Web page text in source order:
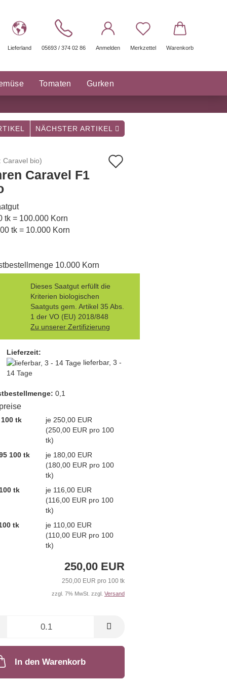
Lieferland 05693 / 374 02 86 Anmelden Merkzettel Warenkorb
Tomaten Gurken
NÄCHSTER ARTIKEL
Caravel bio)
Caravel F1
tk = 100.000 Korn
tk = 10.000 Korn
10.000 Korn
Dieses Saatgut erfüllt die
Kriterien biologischen
Saatguts gem. Artikel 35 Abs.
1 der VO (EU) 2018/848
Zu unserer Zertifizierung
Lieferzeit:
lieferbar, 3 -
14 Tage
0,1
tk
je 250,00 EUR
(250,00 EUR pro 100
tk)
100 tk
je 180,00 EUR
(180,00 EUR pro 100
tk)
tk
je 116,00 EUR
(116,00 EUR pro 100
tk)
tk
je 110,00 EUR
(110,00 EUR pro 100
tk)
250,00 EUR
250,00 EUR pro 100 tk
zzgl. 7% MwSt. zzgl. Versand
In den Warenkorb